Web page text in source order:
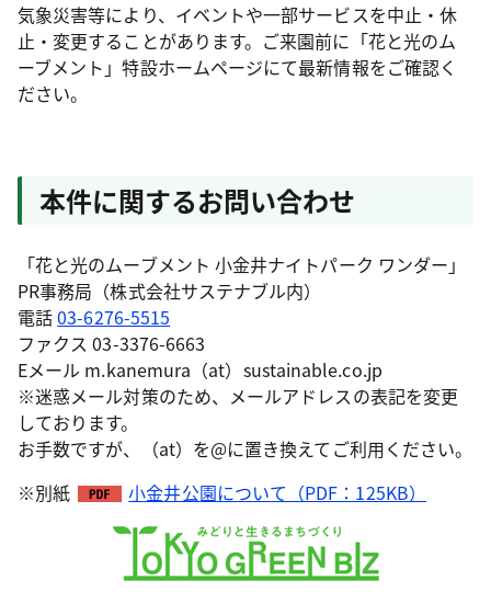
気象災害等により、イベントや一部サービスを中止・休
止・変更することがあります。ご来園前に「花と光のム
ーブメント」特設ホームページにて最新情報をご確認く
ださい。
本件に関するお問い合わせ
「花と光のムーブメント 小金井ナイトパーク ワンダー」
PR事務局（株式会社サステナブル内）
電話03-6276-5515
ファクス 03-3376-6663
Eメール m.kanemura（at）sustainable.co.jp
※迷惑メール対策のため、メールアドレスの表記を変更
しております。
お手数ですが、（at）を@に置き換えてご利用ください。
※別紙
小金井公園について（PDF：125KB）